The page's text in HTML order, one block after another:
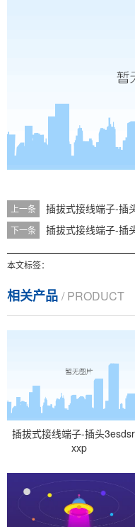
上一条 插拔式接线端子-插
下一条 插拔式接线端子-插
本文标签：
相关产品 / PRODUCT
插拔式接线端子-插头
xxp